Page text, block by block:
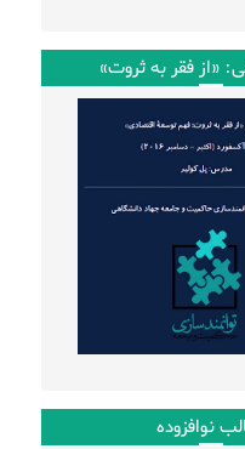
«از فقر به ثروت»
نوافزوده